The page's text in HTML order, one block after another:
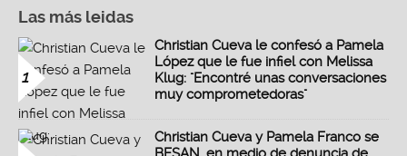
Las más leidas
1
Christian Cueva le confesó a Pamela
López que le fue infiel con Melissa
Klug: "Encontré unas conversaciones
muy comprometedoras"
Christian Cueva y Pamela Franco se